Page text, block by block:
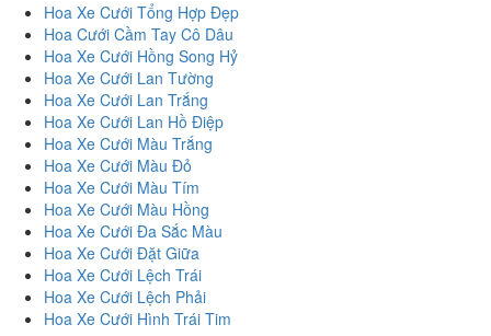
Hoa Xe Cưới Tổng Hợp Đẹp
Hoa Cưới Cầm Tay Cô Dâu
Hoa Xe Cưới Hồng Song Hỷ
Hoa Xe Cưới Lan Tường
Hoa Xe Cưới Lan Trắng
Hoa Xe Cưới Lan Hồ Điệp
Hoa Xe Cưới Màu Trắng
Hoa Xe Cưới Màu Đỏ
Hoa Xe Cưới Màu Tím
Hoa Xe Cưới Màu Hồng
Hoa Xe Cưới Đa Sắc Màu
Hoa Xe Cưới Đặt Giữa
Hoa Xe Cưới Lệch Trái
Hoa Xe Cưới Lệch Phải
Hoa Xe Cưới Hình Trái Tim